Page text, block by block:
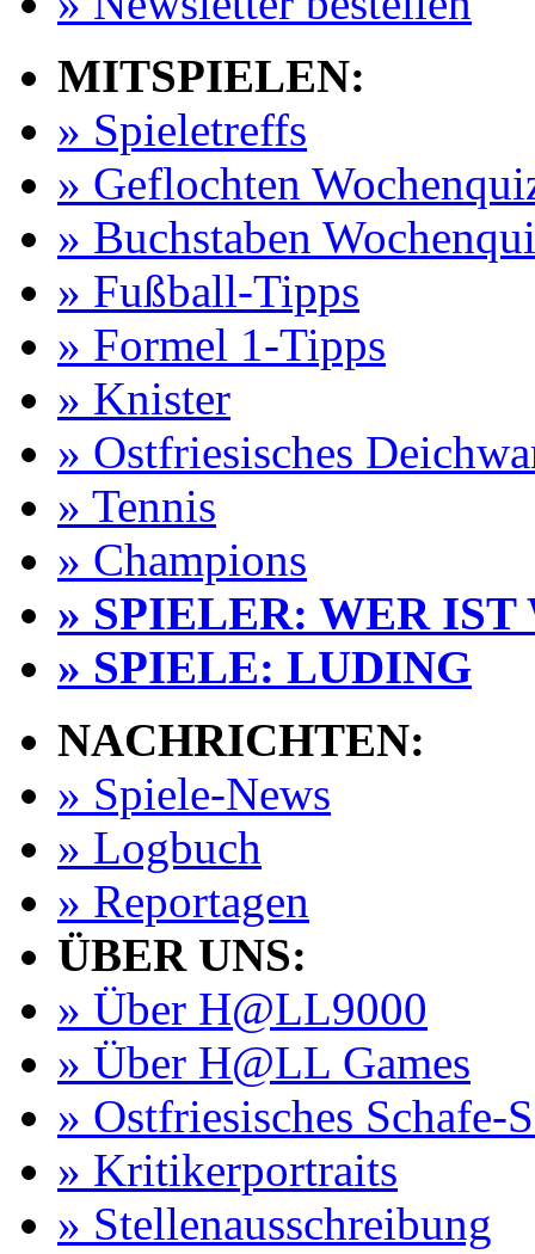
MITSPIELEN:
» Spieletreffs
» Geflochten
» Buchstaben
» Fußball-Tipps
» Formel 1-Tipps
» Knister
» Ostfriesisches
» Tennis
» Champions
» SPIELER: WER IST
» SPIELE: LUDING
NACHRICHTEN:
» Spiele-News
» Logbuch
» Reportagen
ÜBER UNS:
» Über H@LL9000
» Über H@LL Games
» Ostfriesisches Schafe-
» Kritikerportraits
» Stellenausschreibung